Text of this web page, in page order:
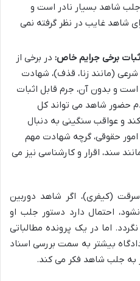
شاهد بسیار نادر است و
شاهد غایب در نظر گرفته نمی
برخی جرایم خاص: در برخی از
شرعی (مانند زنا، قذف)، شهادت
و بدون آن، جرم قابل اثبات
حضور شاهد می تواند کل
و عواقب سنگینی به دنبال
حقوقی، گرچه شهادت مهم
سند، اقرار و کارشناسی نیز می
(کیفری)، اگر شاهد دوربین
احتمال دارد دستور جلب او
اما در یک پرونده مطالباتی
بیشتر به سمت بررسی اسناد
به جلب شاهد فکر می کند.